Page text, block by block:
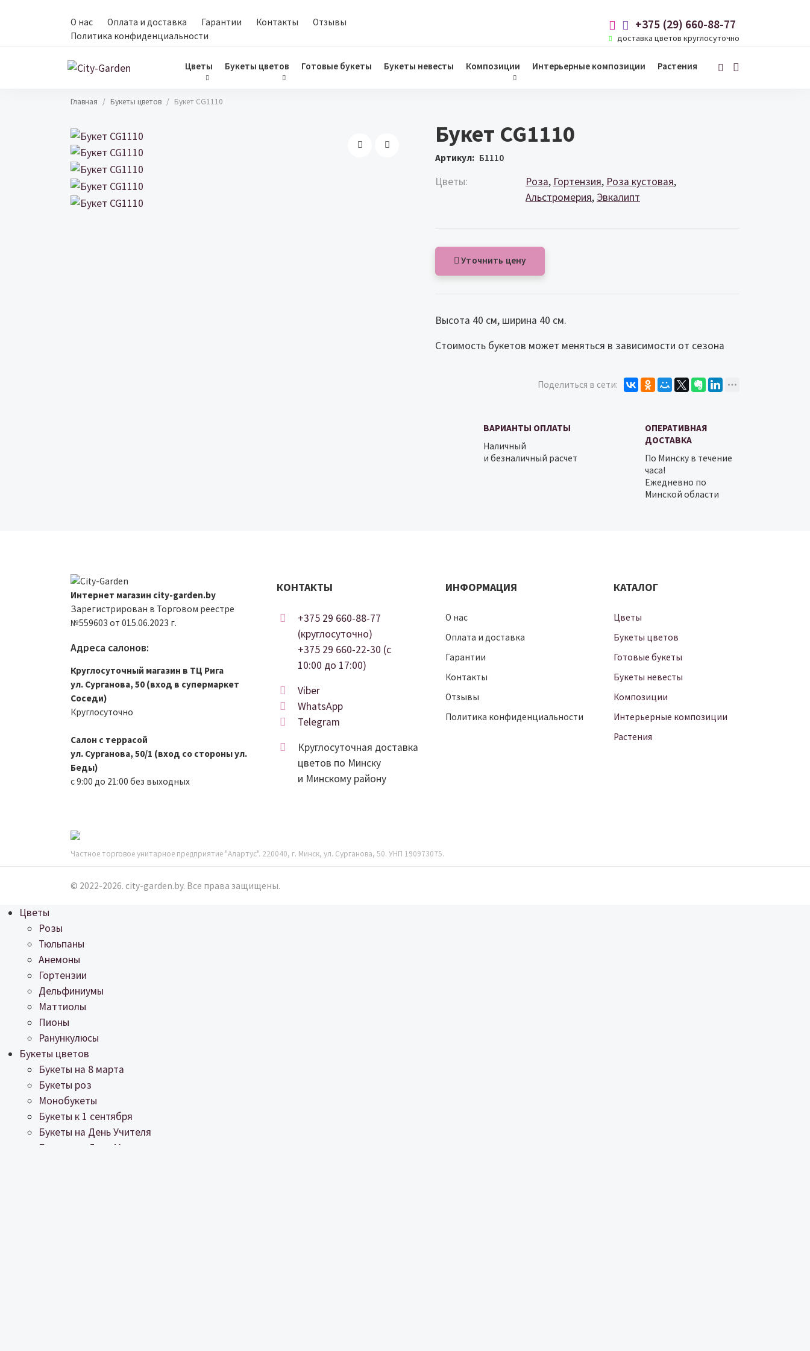
О нас Оплата и доставка Гарантии Контакты
Отзывы
Политика конфиденциальности
+375 (29) 660-88-77
доставка цветов круглосуточно
Цветы Букеты цветов Готовые букеты Букеты невесты Композиции Интерьерные композиции Растения
Строка навигации
Главная Букеты цветов Букет CG1110
Букет CG1110
Артикул Б1110
Цветы Роза Гортензия Роза кустовая
Альстромерия Эвкалипт
Уточнить цену
Высота 40 см, ширина 40 см.
Cтоимость букетов может меняться в зависимости от сезона
Поделиться в сети:
ВАРИАНТЫ ОПЛАТЫ
Наличный
и безналичный расчет
ОПЕРАТИВНАЯ
ДОСТАВКА
По Минску в течение
часа!
Ежедневно по
Минской области
Интернет магазин city-garden.by
Зарегистрирован в Торговом реестре
№559603 от 015.06.2023 г.
Адреса салонов:
Круглосуточный магазин в ТЦ Рига
ул. Сурганова, 50 (вход в супермаркет
Соседи)
Круглосуточно
Салон с террасой
ул. Сурганова, 50/1 (вход со стороны ул.
Беды)
с 9:00 до 21:00 без выходных
КОНТАКТЫ
+375 29 660-88-77
(круглосуточно)
+375 29 660-22-30 (c
10:00 до 17:00)
Viber
WhatsApp
Telegram
Круглосуточная доставка
цветов по Минску
и Минскому району
ИНФОРМАЦИЯ
О нас
Оплата и доставка
Гарантии
Контакты
Отзывы
Политика конфиденциальности
КАТАЛОГ
Цветы
Букеты цветов
Готовые букеты
Букеты невесты
Композиции
Интерьерные композиции
Растения
Частное торговое унитарное предприятие "Алартус". 220040, г. Минск, ул. Сурганова, 50. УНП 190973075.
© 2022-2026. city-garden.by. Все права защищены.
Цветы
Розы
Тюльпаны
Анемоны
Гортензии
Дельфиниумы
Маттиолы
Пионы
Ранункулюсы
Букеты цветов
Букеты на 8 марта
Букеты роз
Монобукеты
Букеты к 1 сентября
Букеты на День Учителя
Букеты на День Матери